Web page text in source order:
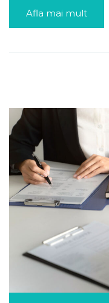
Afla mai mult